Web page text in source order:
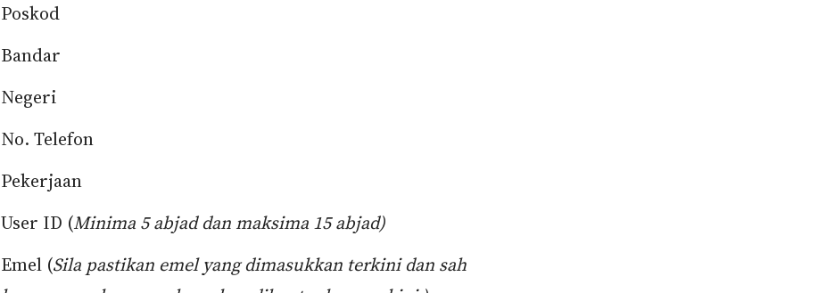
Poskod
Bandar
Negeri
No. Telefon
Pekerjaan
User ID (Minima 5 abjad dan maksima 15 abjad)
Emel (Sila pastikan emel yang dimasukkan terkini dan sah